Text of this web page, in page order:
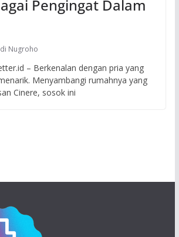
Pengingat Dalam
Nugroho
– Berkenalan dengan pria yang
Menyambangi rumahnya yang
Cinere, sosok ini